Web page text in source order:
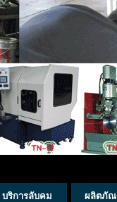
บริการลับคม ผลิตภัณ